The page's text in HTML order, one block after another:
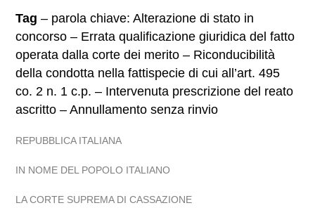
Tag – parola chiave: Alterazione di stato in
concorso – Errata qualificazione giuridica del fatto
operata dalla corte dei merito – Riconducibilità
della condotta nella fattispecie di cui all’art. 495
co. 2 n. 1 c.p. – Intervenuta prescrizione del reato
ascritto – Annullamento senza rinvio
REPUBBLICA ITALIANA
IN NOME DEL POPOLO ITALIANO
LA CORTE SUPREMA DI CASSAZIONE